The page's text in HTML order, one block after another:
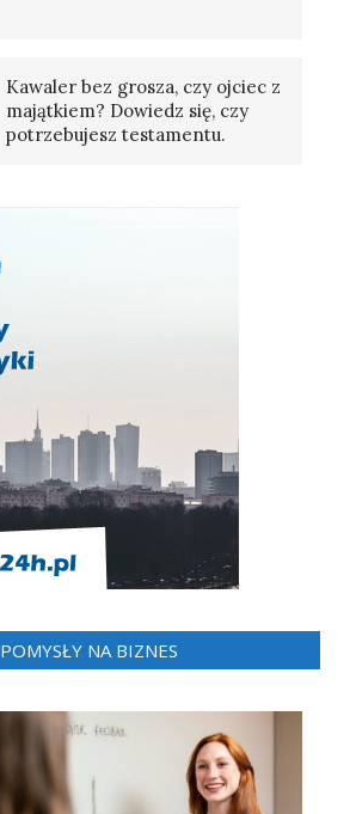
Kawaler bez grosza, czy ojciec z
majątkiem? Dowiedz się, czy
potrzebujesz testamentu.
POMYSŁY NA BIZNES